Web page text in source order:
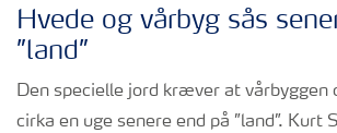
Hvede og vårbyg sås
”land”
Den specielle jord kræver at vårbyggen
cirka en uge senere end på ”land”. Kurt